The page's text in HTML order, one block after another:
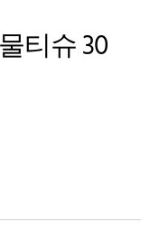
티슈 30